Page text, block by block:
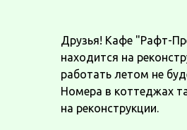
Друзья! Кафе "Рафт-
находится на
работать летом не
Номера в коттеджах
на реконструкции.